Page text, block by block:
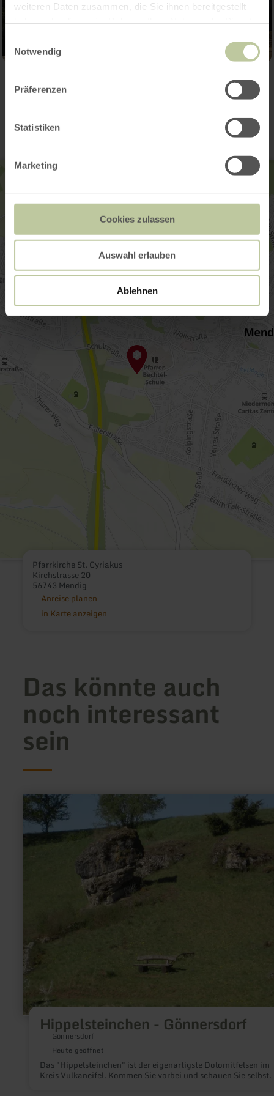
weiteren Daten zusammen, die Sie ihnen bereitgestellt
Notwendig
Präferenzen
Statistiken
Marketing
Cookies zulassen
Auswahl erlauben
Ablehnen
Kontakt
Pfarrkirche St. Cyriakus
Kirchstrasse 20
56743 Mendig
Anreise planen
in Karte anzeigen
Das könnte auch
noch interessant
sein
Hippelsteinchen - Gönnersdorf
Gönnersdorf
Heute geöffnet
Das "Hippelsteinchen" ist der eigenartigste Dolomitfelsen im
Kreis Vulkaneifel. Kommen Sie vorbei und schauen Sie selbst.
mehr
erfahren
zu:
Hippelsteinchen
-
Gönnersdorf